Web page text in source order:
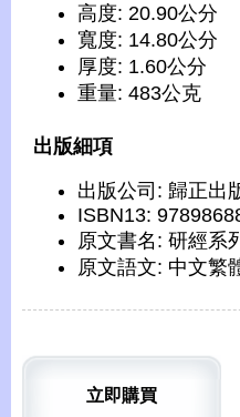
高度: 20.90公分
寬度: 14.80公分
厚度: 1.60公分
重量: 483公克
出版細項
出版公司: 歸正出
ISBN13:
原文書名: 研經系
原文語文: 中文繁
立即購買